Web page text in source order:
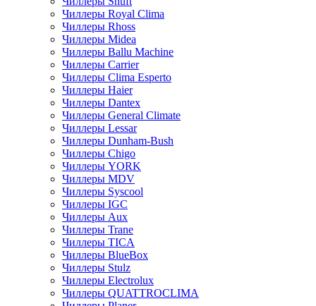
Чиллеры Royal Clima
Чиллеры Rhoss
Чиллеры Midea
Чиллеры Ballu Machine
Чиллеры Carrier
Чиллеры Clima Esperto
Чиллеры Haier
Чиллеры Dantex
Чиллеры General Climate
Чиллеры Lessar
Чиллеры Dunham-Bush
Чиллеры Chigo
Чиллеры YORK
Чиллеры MDV
Чиллеры Syscool
Чиллеры IGC
Чиллеры Aux
Чиллеры Trane
Чиллеры TICA
Чиллеры BlueBox
Чиллеры Stulz
Чиллеры Electrolux
Чиллеры QUATTROCLIMA